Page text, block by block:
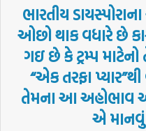
ભારતીય ડાયસ્પોરાના
ઓછોથાકવધારેછે
ગઇછેકેટ્રમ્પ માટેનો
“એકતરફા પ્યાર”થી
તેમનાઆઅહોભાવ
એ માનવું